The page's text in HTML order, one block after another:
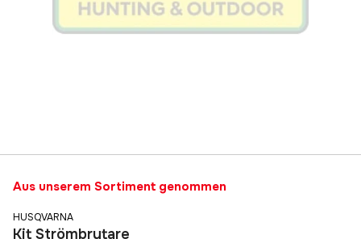
Aus unserem Sortiment genommen
HUSQVARNA
Kit Strömbrytare